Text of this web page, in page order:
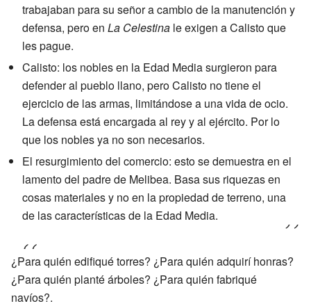
trabajaban para su señor a cambio de la manutención y
defensa, pero en La Celestina le exigen a Calisto que
les pague.
Calisto: los nobles en la Edad Media surgieron para
defender al pueblo llano, pero Calisto no tiene el
ejercicio de las armas, limitándose a una vida de ocio.
La defensa está encargada al rey y al ejército. Por lo
que los nobles ya no son necesarios.
El resurgimiento del comercio: esto se demuestra en el
lamento del padre de Melibea. Basa sus riquezas en
cosas materiales y no en la propiedad de terreno, una
de las características de la Edad Media.
¿Para quién edifiqué torres? ¿Para quién adquirí honras?
¿Para quién planté árboles? ¿Para quién fabriqué
navíos?.